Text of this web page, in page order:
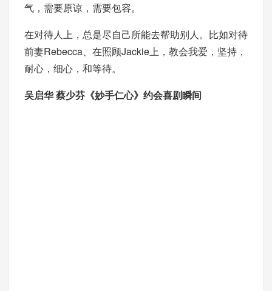
气，需要原谅，需要包容。
在对待人上，总是尽自己所能去帮助别人。比如对待
前妻Rebecca、在照顾Jackie上，教会我爱，坚持，
耐心，细心，和等待。
吴启华 蔡少芬《妙手仁心》约会喜剧瞬间